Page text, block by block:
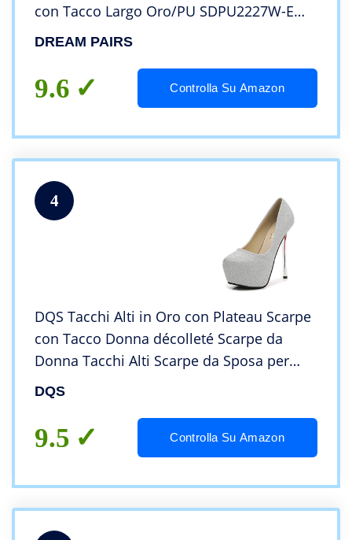
con Tacco Largo Oro/PU SDPU2227W-E
Taglia 39 (EUR)
DREAM PAIRS
9.6 Controlla Su Amazon
4
DQS Tacchi Alti in Oro con Plateau Scarpe
con Tacco Donna décolleté Scarpe da
Donna Tacchi Alti Scarpe da Sposa per
Feste
DQS
9.5 Controlla Su Amazon